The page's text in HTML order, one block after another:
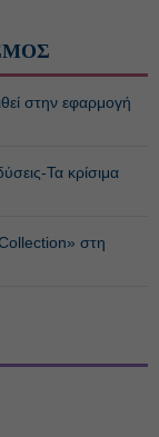
στην εφαρμογή
Τα κρίσιμα
στη